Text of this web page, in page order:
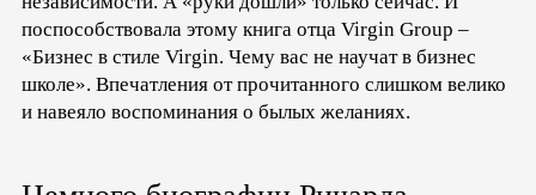
поспособствовала этому книга отца Virgin Group –
«Бизнес в стиле Virgin. Чему вас не научат в бизнес
школе». Впечатления от прочитанного слишком велико
и навеяло воспоминания о былых желаниях.